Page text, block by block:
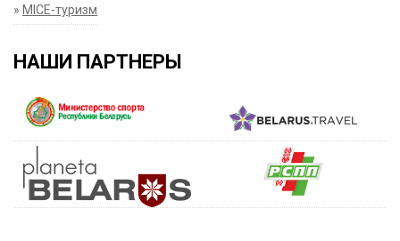
» MICE-туризм
НАШИ ПАРТНЕРЫ